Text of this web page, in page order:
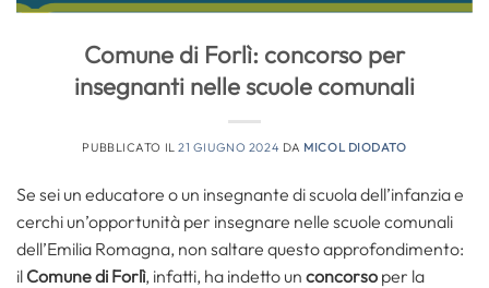
Comune di Forlì: concorso per
insegnanti nelle scuole comunali
PUBBLICATO IL21 GIUGNO 2024 DA MICOL DIODATO
Se sei un educatore o un insegnante di scuola dell’infanzia e
cerchi un’opportunità per insegnare nelle scuole comunali
dell’Emilia Romagna, non saltare questo approfondimento:
il Comune di Forlì, infatti, ha indetto un concorso per la